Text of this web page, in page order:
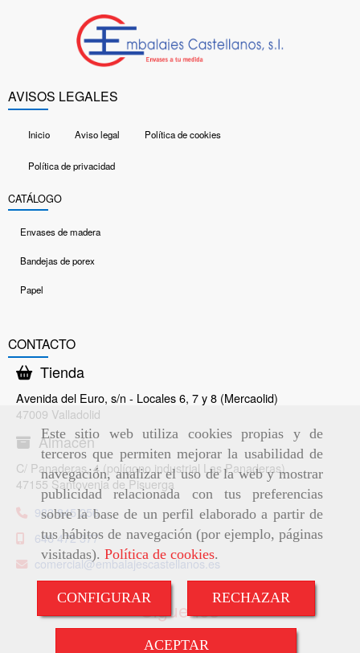
Este sitio web utiliza cookies propias y de
terceros que permiten mejorar la usabilidad de
navegación, analizar el uso de la web y mostrar
publicidad relacionada con tus preferencias
sobre la base de un perfil elaborado a partir de
tus hábitos de navegación (por ejemplo, páginas
visitadas). Política de cookies.
CONFIGURAR RECHAZAR
ACEPTAR
AVISOS LEGALES
Inicio Aviso legal Política de cookies
Política de privacidad
CATÁLOGO
Envases de madera
Bandejas de porex
Papel
CONTACTO
Tienda
Avenida del Euro, s/n - Locales 6, 7 y 8 (Mercaolid)
47009 Valladolid
Almacén
C/ Panaderas, 4 (polígono industrial Las Panaderas)
47155 Santovenia de Pisuerga
983 845 256
646 472 377
comercial
embalajescastellanos.es
Síguenos